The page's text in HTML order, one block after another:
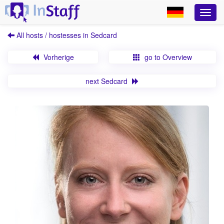
All hosts / hostesses in Sedcard
Vorherige go to Overview
next Sedcard